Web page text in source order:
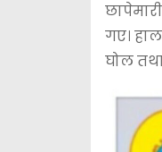
गए।
घोल